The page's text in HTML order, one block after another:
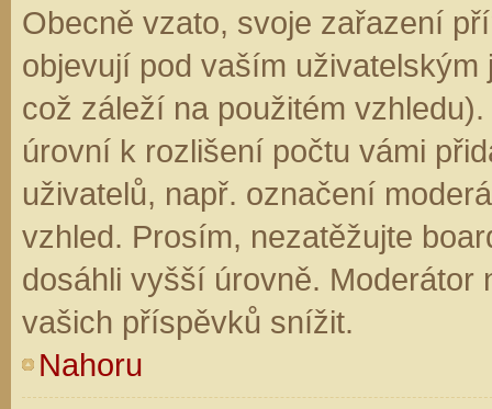
Obecně vzato, svoje zařazení
objevují pod vaším
což záleží na použitém
úrovní k rozlišení počtu vámi
uživatelů, např. označení
vzhled. Prosím, nezatěžujte
dosáhli vyšší úrovně. Moderátor
vašich příspěvků snížit.
Nahoru